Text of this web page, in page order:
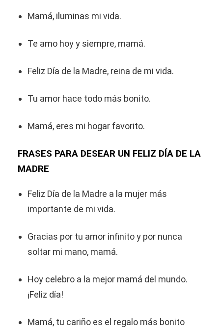
Mamá, iluminas mi vida.
Te amo hoy y siempre, mamá.
Feliz Día de la Madre, reina de mi vida.
Tu amor hace todo más bonito.
Mamá, eres mi hogar favorito.
FRASES PARA DESEAR UN FELIZ DÍA DE LA
MADRE
Feliz Día de la Madre a la mujer más
importante de mi vida.
Gracias por tu amor infinito y por nunca
soltar mi mano, mamá.
Hoy celebro a la mejor mamá del mundo.
¡Feliz día!
Mamá, tu cariño es el regalo más bonito